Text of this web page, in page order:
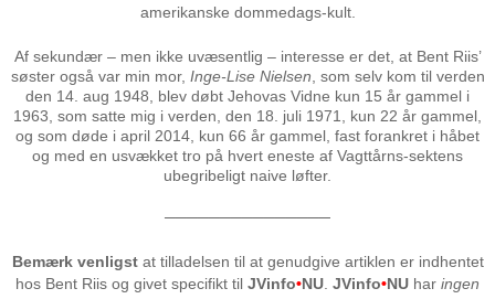
amerikanske dommedags-kult.
Af sekundær – men ikke uvæsentlig – interesse er det, at Bent Riis’
søster også var min mor, Inge-Lise Nielsen , som selv kom til verden
den 14. aug 1948, blev døbt Jehovas Vidne kun 15 år gammel i
1963, som satte mig i verden, den 18. juli 1971, kun 22 år gammel,
og som døde i april 2014, kun 66 år gammel, fast forankret i håbet
og med en usvækket tro på hvert eneste af Vagttårns-sektens
ubegribeligt naive løfter.
───────────────
Bemærk venligstat tilladelsen til at genudgive artiklen er indhentet
hos Bent Riis og givet specifikt til JVinfo•NU JVinfo•NU har ingen